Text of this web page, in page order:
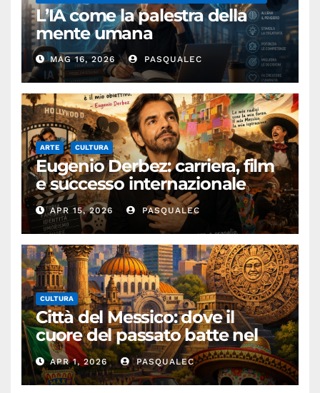
L’IA come la palestra della
mente umana
MAG 16, 2026 PASQUALEC
ARTE CULTURA
Eugenio Derbez: carriera, film
e successo internazionale
dell’attore messicano
APR 15, 2026 PASQUALEC
CULTURA
Città del Messico: dove il
cuore del passato batte nel
presente
APR 1, 2026 PASQUALEC